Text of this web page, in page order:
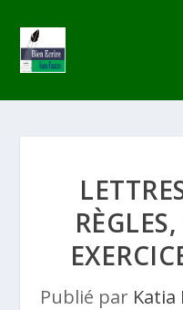
Publié par Katia